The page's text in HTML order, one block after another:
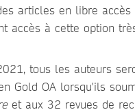
articles en libre accès
accès à cette option
tous les auteurs
Gold OA lorsqu'ils
et aux 32 revues de